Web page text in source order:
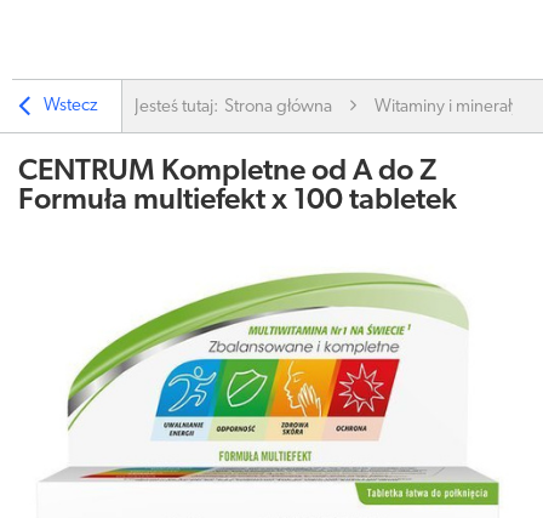
Wstecz Jesteś tutaj: Strona główna Witaminy i minerały
CENTRUM Kompletne od A do Z
Formuła multiefekt x 100 tabletek